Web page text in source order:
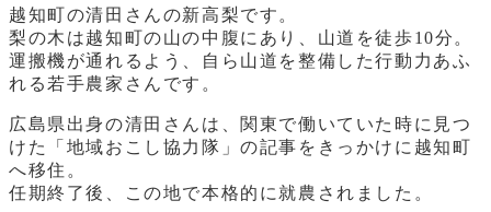
越知町の清田さんの新高梨です。
梨の木は越知町の山の中腹にあり、山道を徒歩10分。
運搬機が通れるよう、自ら山道を整備した行動力あふ
れる若手農家さんです。
広島県出身の清田さんは、関東で働いていた時に見つ
けた「地域おこし協力隊」の記事をきっかけに越知町
へ移住。
任期終了後、この地で本格的に就農されました。